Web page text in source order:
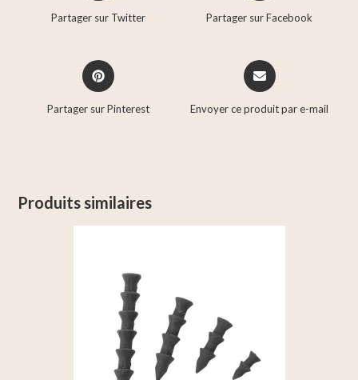
Partager sur Twitter Partager sur Facebook
Partager sur Pinterest Envoyer ce produit par e-mail
Produits similaires